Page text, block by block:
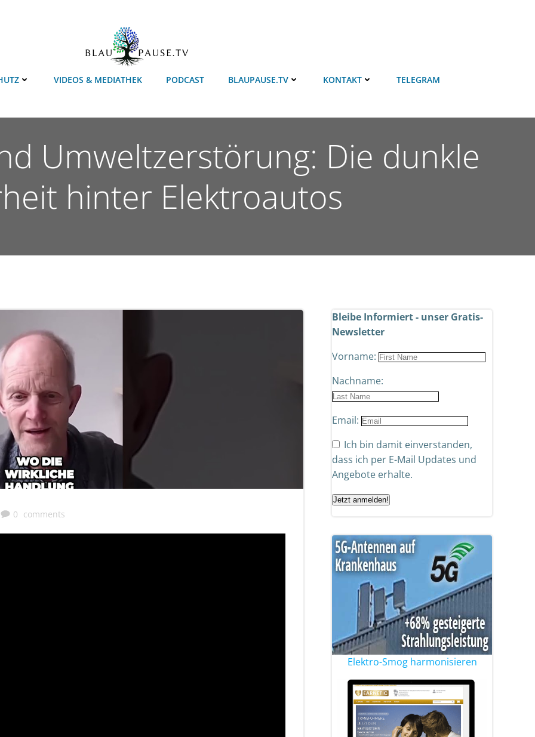
VIDEOS & MEDIATHEK PODCAST BLAUPAUSE.TV KONTAKT TELEGRAM
Umweltzerstörung: Die dunkle
hinter Elektroautos
0 comments
Bleibe Informiert - unser Gratis-
Newsletter
Vorname:
Nachname:
Email:
Ich bin damit einverstanden,
dass ich per E-Mail Updates und
Angebote erhalte.
Jetzt anmelden!
Elektro-Smog harmonisieren